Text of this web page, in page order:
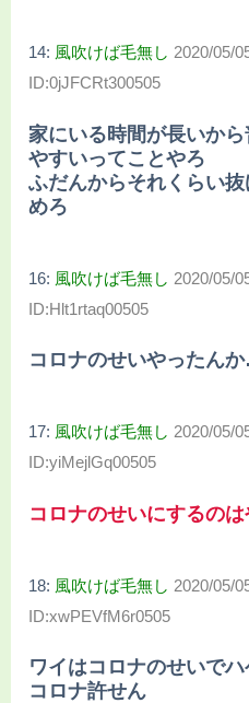
14: 風吹けば毛無し 2020/05/
ID:0jJFCRt300505
家にいる時間が長いか
やすいってことやろ
ふだんからそれくらい
めろ
16: 風吹けば毛無し 2020/05/
ID:Hlt1rtaq00505
コロナのせいやったん
17: 風吹けば毛無し 2020/05/
ID:yiMejlGq00505
コロナのせいにするの
18: 風吹けば毛無し 2020/05/
ID:xwPEVfM6r0505
ワイはコロナのせいで
コロナ許せん